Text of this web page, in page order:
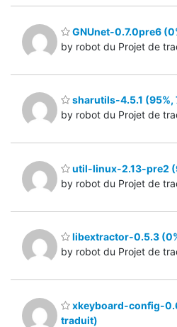
GNUnet-0.7.0pre6
by robot du Projet de
sharutils-4.5.1 (95%,
by robot du Projet de
util-linux-2.13-pre2
by robot du Projet de
libextractor-0.5.3
by robot du Projet de
xkeyboard-config-
traduit)